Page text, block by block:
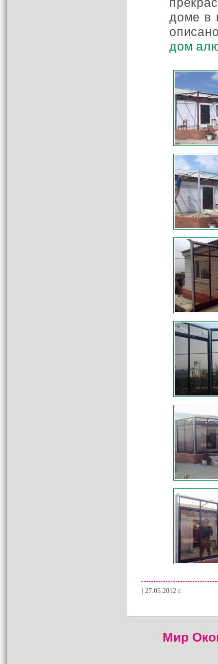
доме в
дом
| 27.05.2012 г.
Мир